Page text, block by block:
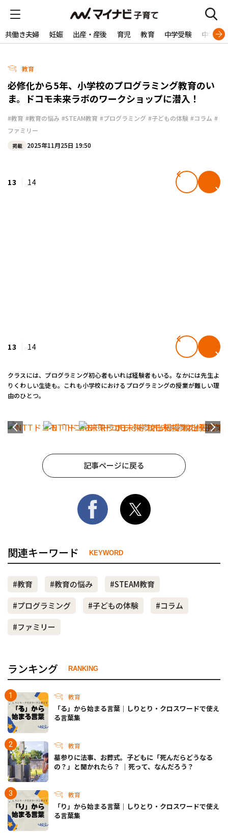
共働き夫婦 妊娠 出産・産後 育児 教育 中学受験 中学生
教育
必修化から5年、小学校のプログラミング教育のい
ま。ドコモ未来ラボのワークショップに潜入！
#教育 #教育の悩み #STEAM教育 #プログラミング #子どもの体験 #コラム #
ファミリー
掲載 2025年11月25日 19:50
13 14
13 14
クラスには、プログラミング初心者もいれば経験者もいる。なかには先生よ
りくわしい生徒も。これも小学校におけるプログラミングの授業が難しい理
由のひとつ。
記事ページに戻る
関連キーワード KEYWORD
#教育 #教育の悩み
#STEAM教育
#プログラミング
#子どもの体験
#コラム
#ファミリー
ランキング RANKING
教育
「る」から始まる言葉｜しりとり・クロスワードで使え
る言葉集
教育
墓参りに法事、お葬式。子どもに「死んだらどうなる
の？」と聞かれたら？ ｜死って、なんだろう？
教育
「り」から始まる言葉｜しりとり・クロスワードで使え
る言葉集